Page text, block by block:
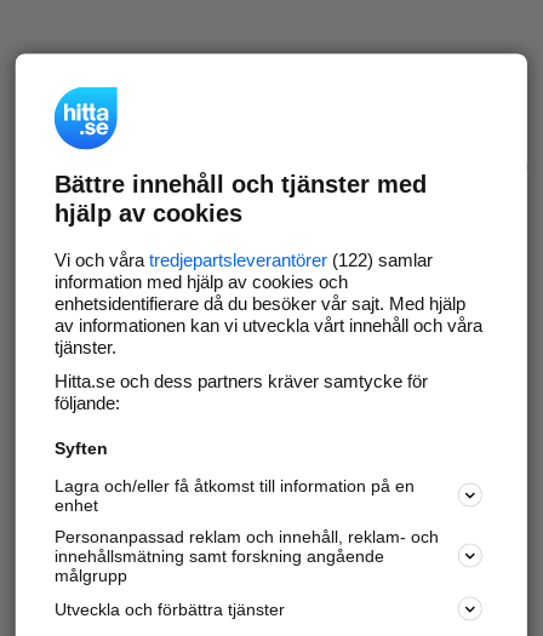
Bättre innehåll och tjänster med
hjälp av cookies
Vi och våra tredjepartsleverantörer(122) samlar
information med hjälp av cookies och
enhetsidentifierare då du besöker vår sajt. Med hjälp
av informationen kan vi utveckla vårt innehåll och våra
tjänster.
Hitta.se och dess partners kräver samtycke för
följande:
Syften
Lagra och/eller få åtkomst till information på en
enhet
Personanpassad reklam och innehåll, reklam- och
innehållsmätning samt forskning angående
målgrupp
Utveckla och förbättra tjänster